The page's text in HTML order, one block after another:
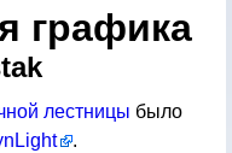
графика
лестницы было
.